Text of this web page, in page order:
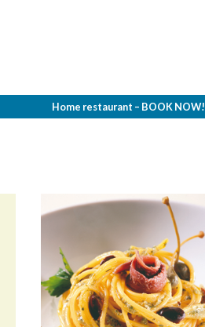
Home restaurant – BOOK NOW!